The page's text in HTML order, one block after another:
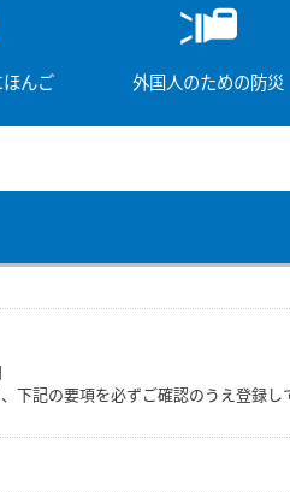
んご 外国人のための防災
下記の要項を必ずご確認のうえ登録